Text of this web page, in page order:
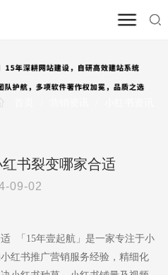
书裂变哪家合适
09-02
「15年壹起航」是一家专注于小
红书推广营销服务经验，精细化